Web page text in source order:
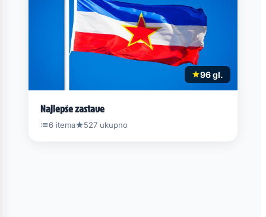
96 gl.
Najlepše zastave
6 itema 527 ukupno